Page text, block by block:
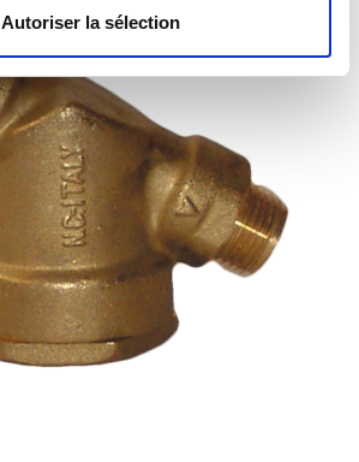
Autoriser la sélection